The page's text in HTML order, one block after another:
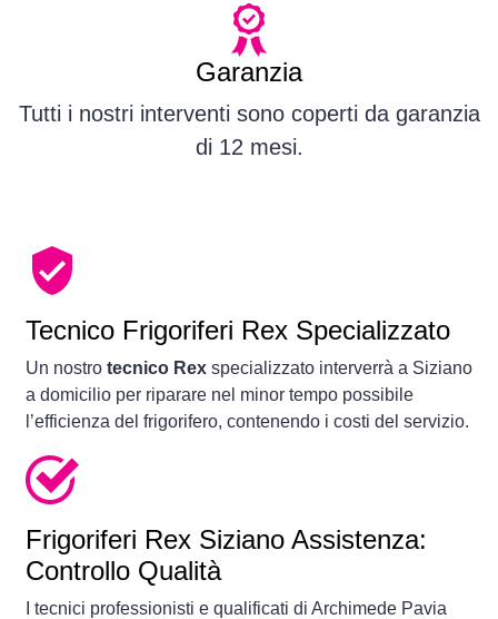
Garanzia
Tutti i nostri interventi sono coperti da garanzia
di 12 mesi.
Tecnico Frigoriferi Rex Specializzato
Un nostro tecnico Rex specializzato interverrà a Siziano
a domicilio per riparare nel minor tempo possibile
l’efficienza del frigorifero, contenendo i costi del servizio.
Frigoriferi Rex Siziano Assistenza:
Controllo Qualità
I tecnici professionisti e qualificati di Archimede Pavia